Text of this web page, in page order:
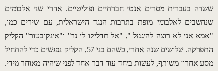
ששרה בעברית מסרים אנטי חברתיים ופוליטיים. אחרי שני אלבומים
שנחשבים לאלבומי מופת בתרבות הנגד הישראלית, עם שירים כמו,
"אמא אני לא רוצה להיגמל ", "אל תדליקו לי נר" ו"אינקובטור" הקליק
התפרקה. שלושים שנה אחרי, כשהם בני 57, הקליק נפגשים כדי להתחיל
מסע אחרון משותף, לעשות ביחד עוד דבר אחד לפני שיהיה מאוחר מידי.